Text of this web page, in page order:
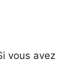
vous avez